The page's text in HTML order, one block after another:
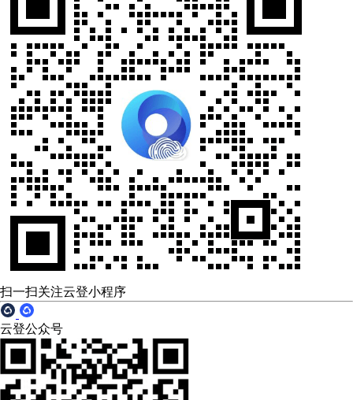
扫一扫关注云登小程序
云登公众号